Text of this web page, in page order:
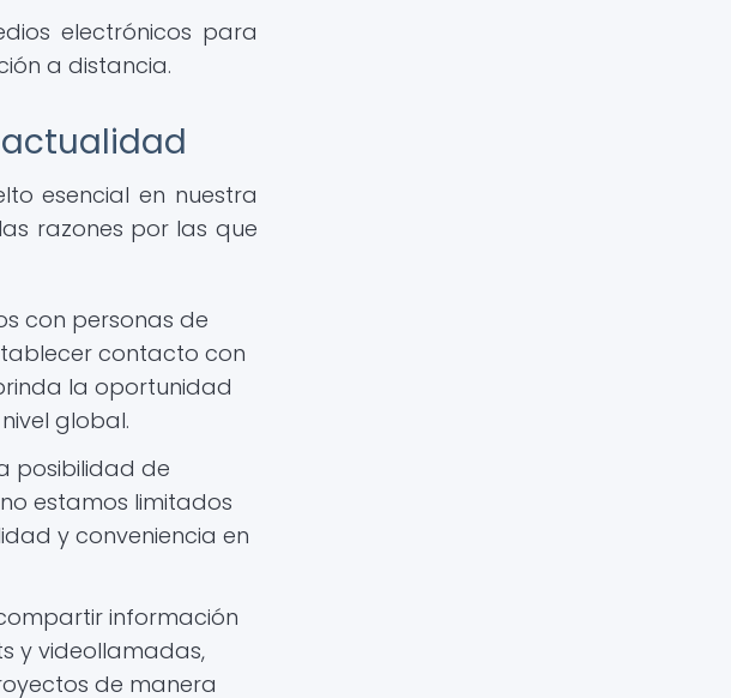
electrónicos para
a distancia.
esencial en nuestra
razones por las que
con personas de
contacto con
la oportunidad
global.
posibilidad de
estamos limitados
y conveniencia en
información
y videollamadas,
de manera